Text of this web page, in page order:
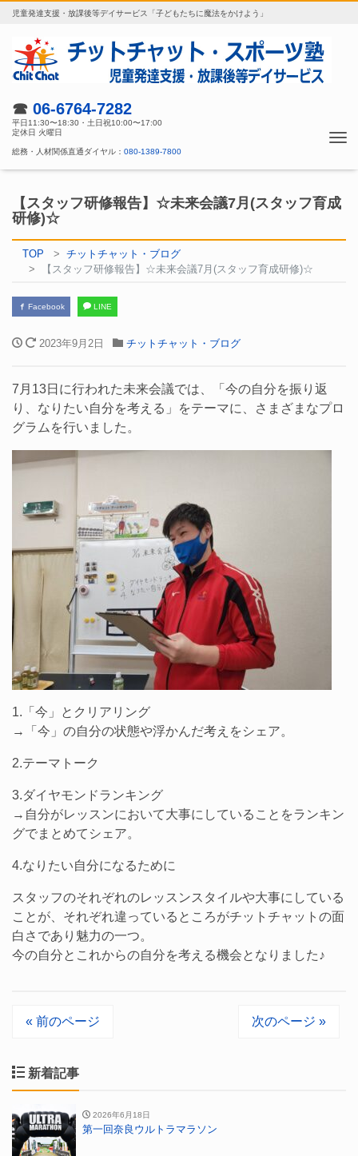
児童発達支援・放課後等デイサービス「子どもたちに魔法をかけよう」
☎ 06-6764-7282
平日11:30〜18:30・土日祝10:00〜17:00
定休日 火曜日
総務・人材関係直通ダイヤル： 080-1389-7800
【スタッフ研修報告】☆未来会議7月(スタッフ育成
研修)☆
TOP
チットチャット・ブログ
【スタッフ研修報告】☆未来会議7月(スタッフ育成研修)☆
Facebook LINE
2023年9月2日 チットチャット・ブログ
7月13日に行われた未来会議では、「今の自分を振り返
り、なりたい自分を考える」をテーマに、さまざまなプロ
グラムを行いました。
1.「今」とクリアリング
→「今」の自分の状態や浮かんだ考えをシェア。
2.テーマトーク
3.ダイヤモンドランキング
→自分がレッスンにおいて大事にしていることをランキン
グでまとめてシェア。
4.なりたい自分になるために
スタッフのそれぞれのレッスンスタイルや大事にしている
ことが、それぞれ違っているところがチットチャットの面
白さであり魅力の一つ。
今の自分とこれからの自分を考える機会となりました♪
« 前のページ 次のページ »
新着記事
2026年6月18日
第一回奈良ウルトラマラソン